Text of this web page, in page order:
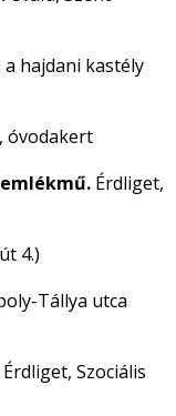
a hajdani kastély
óvodakert
Érdliget,
4.)
Tállya utca
Érdliget, Szociális